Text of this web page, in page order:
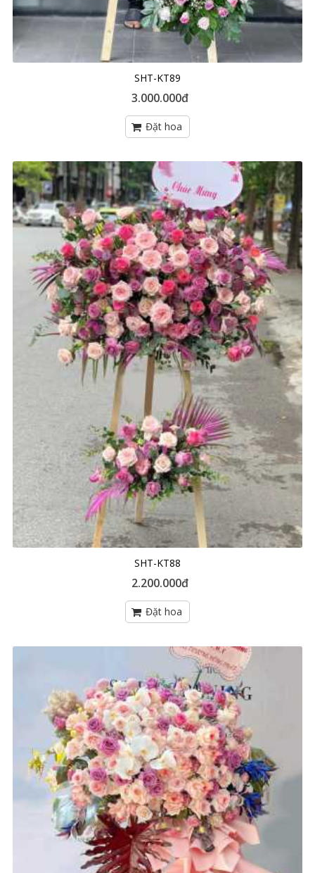
SHT-KT89
3.000.000đ
SHT-KT88
2.200.000đ